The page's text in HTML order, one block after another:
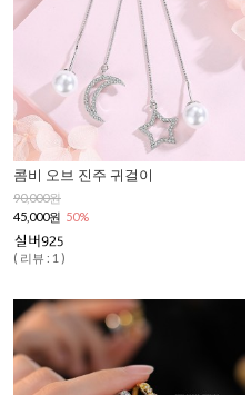
콤비 오브 진주 귀걸이
90,000원
45,000원 50%
( 리뷰 : 1 )